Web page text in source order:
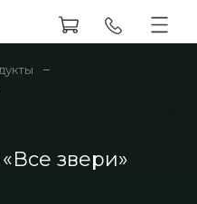
звери»